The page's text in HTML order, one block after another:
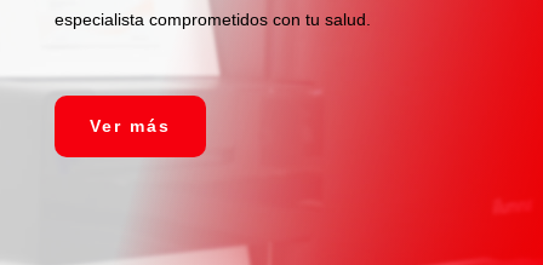
especialista comprometidos con tu salud.
Ver más